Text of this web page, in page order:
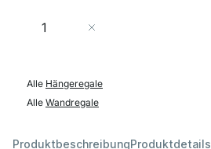
Menge
Alle Hängeregale
Alle Wandregale
ProduktbeschreibungProduktdetails